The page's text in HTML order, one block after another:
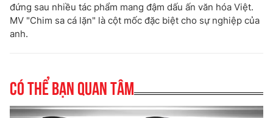
đứng sau nhiều tác phẩm mang đậm dấu ấn văn hóa Việt.
MV "Chim sa cá lặn" là cột mốc đặc biệt cho sự nghiệp của
anh.
Có thể bạn quan tâm